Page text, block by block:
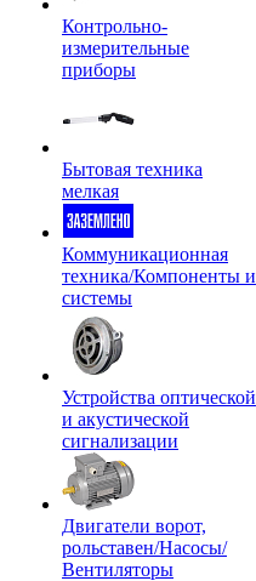
Контрольно-
измерительные
приборы
Бытовая техника
мелкая
Коммуникационная
техника/Компоненты и
системы
Устройства оптической
и акустической
сигнализации
Двигатели ворот,
рольставен/Насосы/
Вентиляторы